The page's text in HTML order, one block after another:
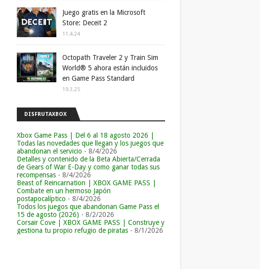
Juego gratis en la Microsoft
Store: Deceit 2
11.4.24
Octopath Traveler 2 y Train Sim
World® 5 ahora están incluidos
en Game Pass Standard
19.3.25
DISFRUTAXBOX
Xbox Game Pass | Del 6 al 18 agosto 2026 |
Todas las novedades que llegan y los juegos que
abandonan el servicio - 8/4/2026
Detalles y contenido de la Beta Abierta/Cerrada
de Gears of War E-Day y como ganar todas sus
recompensas - 8/4/2026
Beast of Reincarnation | XBOX GAME PASS |
Combate en un hermoso Japón
postapocalíptico - 8/4/2026
Todos los juegos que abandonan Game Pass el
15 de agosto (2026) - 8/2/2026
Corsair Cove | XBOX GAME PASS | Construye y
gestiona tu propio refugio de piratas - 8/1/2026